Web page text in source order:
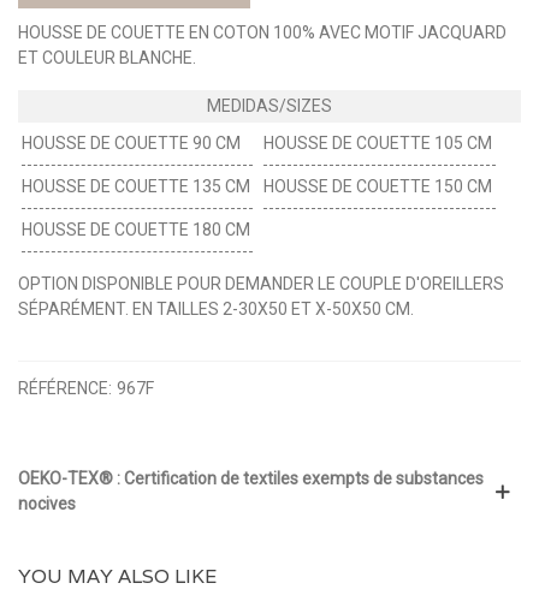
HOUSSE DE COUETTE EN COTON 100% AVEC MOTIF JACQUARD
ET COULEUR BLANCHE.
HOUSSE DE COUETTE 90 CM HOUSSE DE COUETTE 105 CM
HOUSSE DE COUETTE 135 CM HOUSSE DE COUETTE 150 CM
HOUSSE DE COUETTE 180 CM
OPTION DISPONIBLE POUR DEMANDER LE COUPLE D'OREILLERS
SÉPARÉMENT. EN TAILLES 2-30X50 ET X-50X50 CM.
RÉFÉRENCE: 967F
OEKO-TEX® : Certification de textiles exempts de substances
nocives
YOU MAY ALSO LIKE